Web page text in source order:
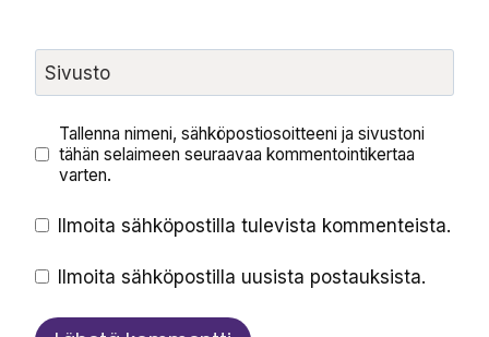
Sivusto
Tallenna nimeni, sähköpostiosoitteeni ja sivustoni
tähän selaimeen seuraavaa kommentointikertaa
varten.
Ilmoita sähköpostilla tulevista kommenteista.
Ilmoita sähköpostilla uusista postauksista.